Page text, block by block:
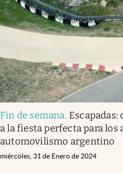
Fin de semana. Escapadas:
a la fiesta perfecta para los
automovilismo argentino
miércoles, 31 de Enero de 2024